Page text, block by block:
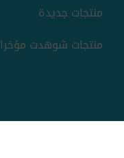
منتجات جديدة
منتجات شوهدت مؤخرا